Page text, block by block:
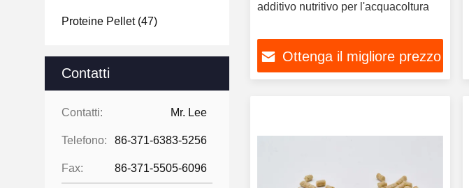
Proteine Pellet(47)
Contatti
Contatti: Mr. Lee
Telefono: 86-371-6383-5256
Fax: 86-371-5505-6096
additivo nutritivo per l'acquacoltura
Ottenga il migliore prezzo